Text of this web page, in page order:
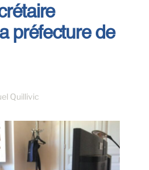
préfecture de
Quillivic